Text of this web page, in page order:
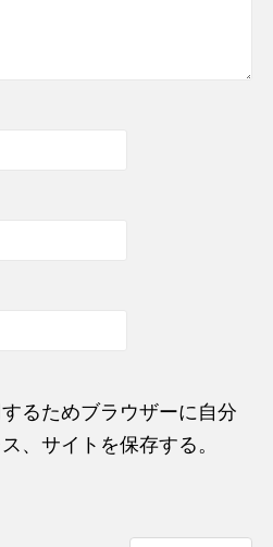
るためブラウザーに自分
、サイトを保存する。